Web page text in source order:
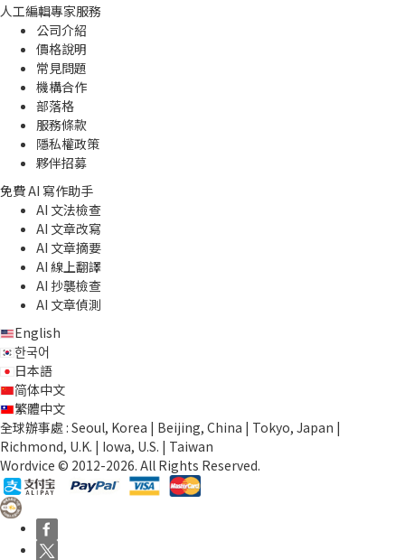
人工編輯專家服務
公司介紹
價格說明
常見問題
機構合作
部落格
服務條款
隱私權政策
夥伴招募
免費 AI 寫作助手
AI 文法檢查
AI 文章改寫
AI 文章摘要
AI 線上翻譯
AI 抄襲檢查
AI 文章偵測
English
한국어
日本語
简体中文
繁體中文
全球辦事處 : Seoul, Korea | Beijing, China | Tokyo, Japan |
Richmond, U.K. | Iowa, U.S. | Taiwan
Wordvice © 2012-2026. All Rights Reserved.